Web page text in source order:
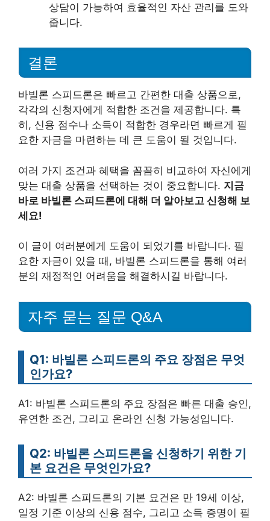
상담이 가능하여 효율적인 자산 관리를 도와
줍니다.
결론
바빌론 스피드론은 빠르고 간편한 대출 상품으로,
각각의 신청자에게 적합한 조건을 제공합니다. 특
히, 신용 점수나 소득이 적합한 경우라면 빠르게 필
요한 자금을 마련하는 데 큰 도움이 될 것입니다.
여러 가지 조건과 혜택을 꼼꼼히 비교하여 자신에게
맞는 대출 상품을 선택하는 것이 중요합니다. 지금
바로 바빌론 스피드론에 대해 더 알아보고 신청해 보
세요!
이 글이 여러분에게 도움이 되었기를 바랍니다. 필
요한 자금이 있을 때, 바빌론 스피드론을 통해 여러
분의 재정적인 어려움을 해결하시길 바랍니다.
자주 묻는 질문 Q&A
Q1: 바빌론 스피드론의 주요 장점은 무엇
인가요?
A1: 바빌론 스피드론의 주요 장점은 빠른 대출 승인,
유연한 조건, 그리고 온라인 신청 가능성입니다.
Q2: 바빌론 스피드론을 신청하기 위한 기
본 요건은 무엇인가요?
A2: 바빌론 스피드론의 기본 요건은 만 19세 이상,
일정 기준 이상의 신용 점수, 그리고 소득 증명이 필